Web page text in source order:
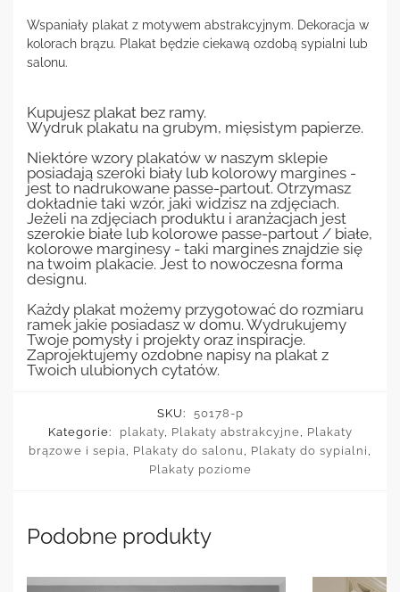
Wspaniały plakat z motywem abstrakcyjnym. Dekoracja w
kolorach brązu. Plakat będzie ciekawą ozdobą sypialni lub
salonu.
Kupujesz plakat bez ramy.
Wydruk plakatu na grubym, mięsistym papierze.
Niektóre wzory plakatów w naszym sklepie
posiadają szeroki biały lub kolorowy margines -
jest to nadrukowane passe-partout. Otrzymasz
dokładnie taki wzór, jaki widzisz na zdjęciach.
Jeżeli na zdjęciach produktu i aranżacjach jest
szerokie białe lub kolorowe passe-partout / białe,
kolorowe marginesy - taki margines znajdzie się
na twoim plakacie. Jest to nowoczesna forma
designu.
Każdy plakat możemy przygotować do rozmiaru
ramek jakie posiadasz w domu. Wydrukujemy
Twoje pomysły i projekty oraz inspiracje.
Zaprojektujemy ozdobne napisy na plakat z
Twoich ulubionych cytatów.
SKU:
50178-p
Kategorie:
plakaty, Plakaty abstrakcyjne, Plakaty
brązowe i sepia, Plakaty do salonu , Plakaty do sypialni ,
Plakaty poziome
Podobne produkty